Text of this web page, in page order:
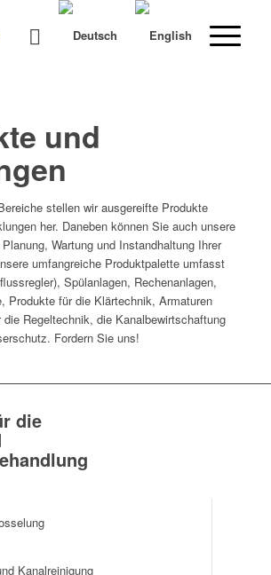
und
stellen wir aus­gereifte Pro­duk­te
her. Daneben kön­nen Sie auch unsere
Wartung und Instand­hal­tung Ihrer
umfan­gre­iche Pro­duk­t­palette umfasst
Spülan­la­gen, Rechenan­la­gen,
Pro­duk­te für die Klärtech­nik, Arma­turen
Regel­tech­nik, die Kanal­be­wirtschaf­tung
Fordern Sie uns!
die
Kanalreinigung